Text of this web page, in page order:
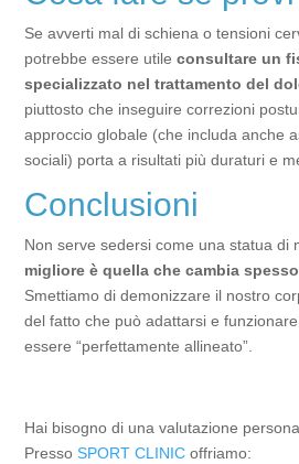
Se avverti mal di schiena o tensioni
potrebbe essere utileconsultare un
specializzato nel trattamento del
piuttosto che inseguire correzioni
approccio globale (che includa anche
sociali) porta a risultati più duraturi e
Conclusioni
Non serve sedersi come una statua di
migliore è quella che cambia
Smettiamo di demonizzare il nostro
del fatto che può adattarsi e
essere “perfettamente allineato”.
Hai bisogno di una valutazione
PressoSPORT CLINIC offriamo: